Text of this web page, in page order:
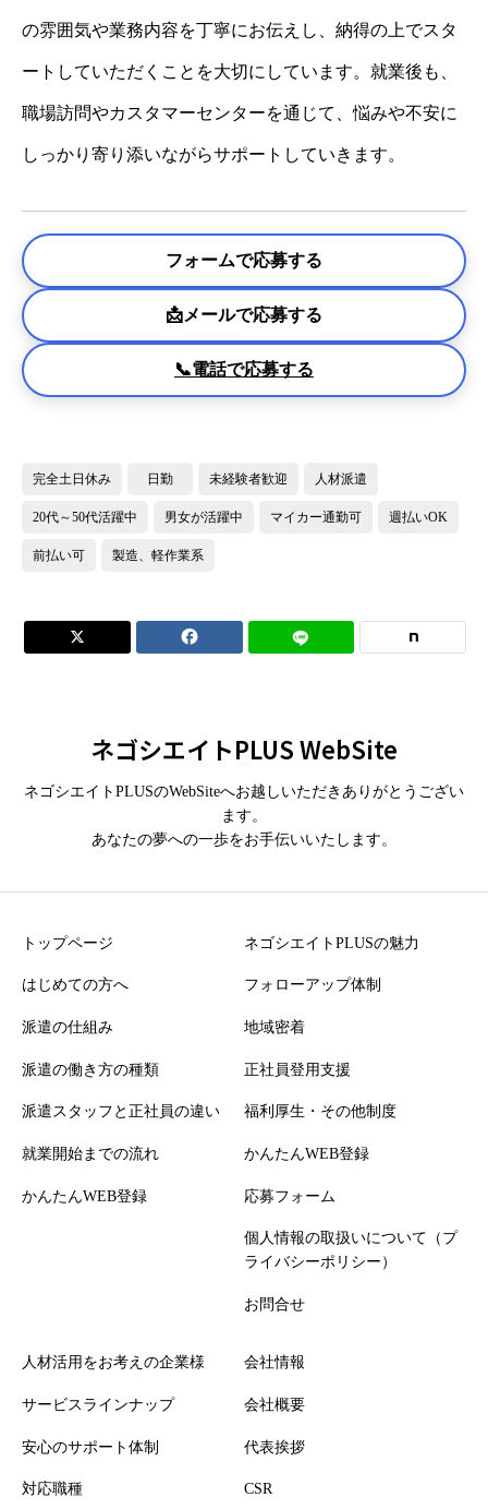
の雰囲気や業務内容を丁寧にお伝えし、納得の上でスタ
ートしていただくことを大切にしています。就業後も、
職場訪問やカスタマーセンターを通じて、悩みや不安に
しっかり寄り添いながらサポートしていきます。
フォームで応募する
📩メールで応募する
📞電話で応募する
完全土日休み 日勤 未経験者歓迎 人材派遣
20代～50代活躍中 男女が活躍中 マイカー通勤可 週払いOK
前払い可 製造、軽作業系
 
ネゴシエイトPLUS WebSite
ネゴシエイトPLUSのWebSiteへお越しいただきありがとうござい
ます。
あなたの夢への一歩をお手伝いいたします。
トップページ
はじめての方へ
派遣の仕組み
派遣の働き方の種類
派遣スタッフと正社員の違い
就業開始までの流れ
かんたんWEB登録
ネゴシエイトPLUSの魅力
フォローアップ体制
地域密着
正社員登用支援
福利厚生・その他制度
かんたんWEB登録
応募フォーム
個人情報の取扱いについて（プ
ライバシーポリシー）
お問合せ
人材活用をお考えの企業様
サービスラインナップ
安心のサポート体制
対応職種
会社情報
会社概要
代表挨拶
CSR